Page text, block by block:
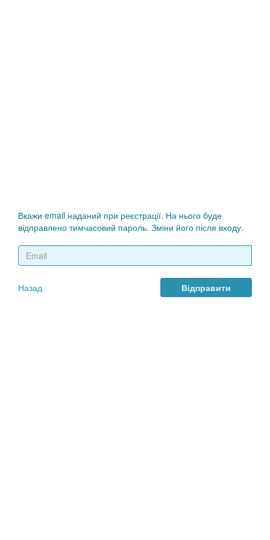
Вкажи email наданий при реєстрації. На нього буде
відправлено тимчасовий пароль. Зміни його після входу.
Назад